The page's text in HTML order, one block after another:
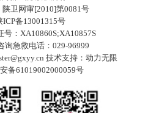
陕卫网审[2010]第0081号
ICP备13001315号
号：XA10860S;XA10857S
询急救电话：029-96999
技术支持： 动力无限
备61019002000059号